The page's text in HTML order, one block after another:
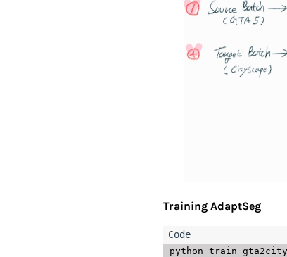
Training AdaptSeg
python